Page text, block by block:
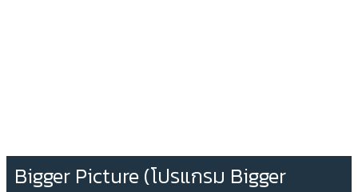
Bigger Picture (โปรแกรม Bigger